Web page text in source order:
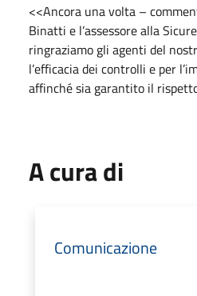
<<Ancora una volta –
Binatti e l’assessore alla
ringraziamo gli agenti del
l’efficacia dei controlli e per
affinché sia garantito il
A cura di
Comunicazione